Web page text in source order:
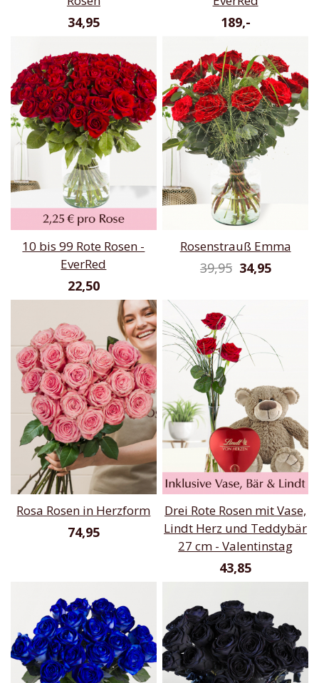
34,95 189,-
10 bis 99 Rote Rosen -
EverRed
22,50
Rosenstrauß Emma
34,95
39,95
Rosa Rosen in Herzform
74,95
Drei Rote Rosen mit Vase,
Lindt Herz und Teddybär
27 cm - Valentinstag
43,85